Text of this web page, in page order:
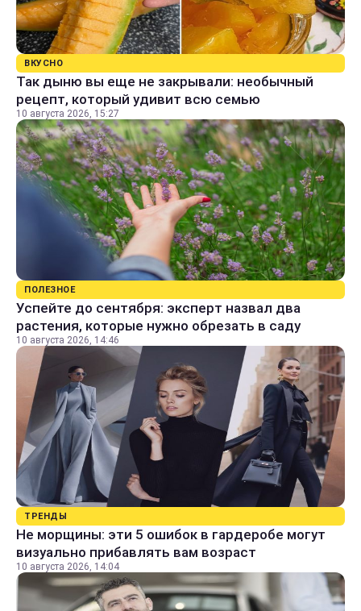
ВКУСНО
Так дыню вы еще не закрывали: необычный
рецепт, который удивит всю семью
10 августа 2026, 15:27
ПОЛЕЗНОЕ
Успейте до сентября: эксперт назвал два
растения, которые нужно обрезать в саду
10 августа 2026, 14:46
ТРЕНДЫ
Не морщины: эти 5 ошибок в гардеробе могут
визуально прибавлять вам возраст
10 августа 2026, 14:04